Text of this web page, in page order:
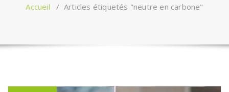
Accueil / Articles étiquetés "neutre en carbone"